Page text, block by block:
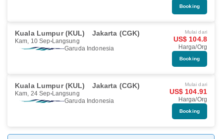
Booking
Kuala Lumpur (KUL) Jakarta (CGK)
Kam, 10 Sep Langsung
Garuda Indonesia
Mulai dari
US$ 104.8
Harga/Org
Booking
Kuala Lumpur (KUL) Jakarta (CGK)
Kam, 24 Sep Langsung
Garuda Indonesia
Mulai dari
US$ 104.91
Harga/Org
Booking